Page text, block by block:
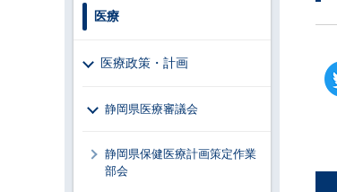
医療
医療政策・計画
静岡県医療審議会
静岡県保健医療計画策定作業
部会